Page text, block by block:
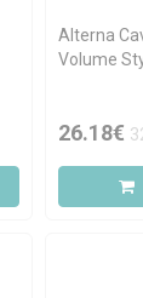
Alterna
Volume
26.18€